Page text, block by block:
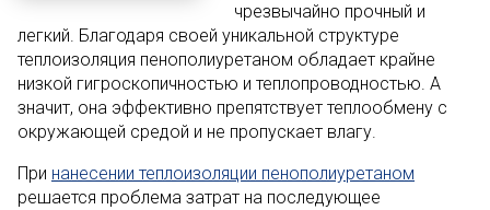
чрезвычайно прочный и
легкий. Благодаря своей уникальной структуре
теплоизоляция пенополиуретаном обладает крайне
низкой гигроскопичностью и теплопроводностью. А
значит, она эффективно препятствует теплообмену с
окружающей средой и не пропускает влагу.
При нанесении теплоизоляции пенополиуретаном
решается проблема затрат на последующее